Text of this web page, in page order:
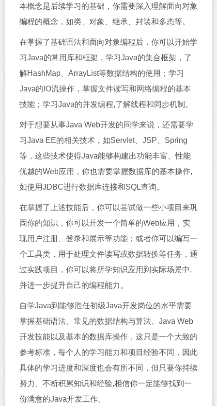
本概念是后续学习的基础，你需要深入理解面向对象
编程的概念，如类、对象、继承、封装和多态等。
在掌握了基础语法和面向对象编程后，你可以开始学
习Java的常用库和框架，学习Java的集合框架，了
解HashMap、ArrayList等数据结构的使用；学习
Java的IO流操作，掌握文件读写和网络编程的基本
技能；学习Java的并发编程,了解线程和同步机制。
对于想要从事Java Web开发的同学来说，还需要学
习Java EE的相关技术，如Servlet、JSP、Spring
等，这些技术使得Java能够构建出功能丰富、性能
优越的Web应用，你也需要掌握数据库的基本操作,
如使用JDBC进行数据库连接和SQL查询。
在掌握了上述技能后，你可以尝试做一些小项目来巩
固你的知识，你可以开发一个简单的Web应用，实
现用户注册、登录和展示等功能；或者你可以编写一
个工具类，用于处理文件读写或数据转换等任务，通
过实践项目，你可以将所学知识应用到实际场景中,
并进一步提升自己的编程能力。
自学Java到能够胜任初级Java开发岗位的水平需要
掌握基础语法、常见的数据结构与算法、Java Web
开发技能以及基本的数据库操作，这只是一个大致的
参考标准，每个人的学习能力和项目经验不同，因此
具体的学习进度和深度也会有所不同，但只要你持续
努力、不断积累知识和经验,相信你一定能够找到一
份满意的Java开发工作。